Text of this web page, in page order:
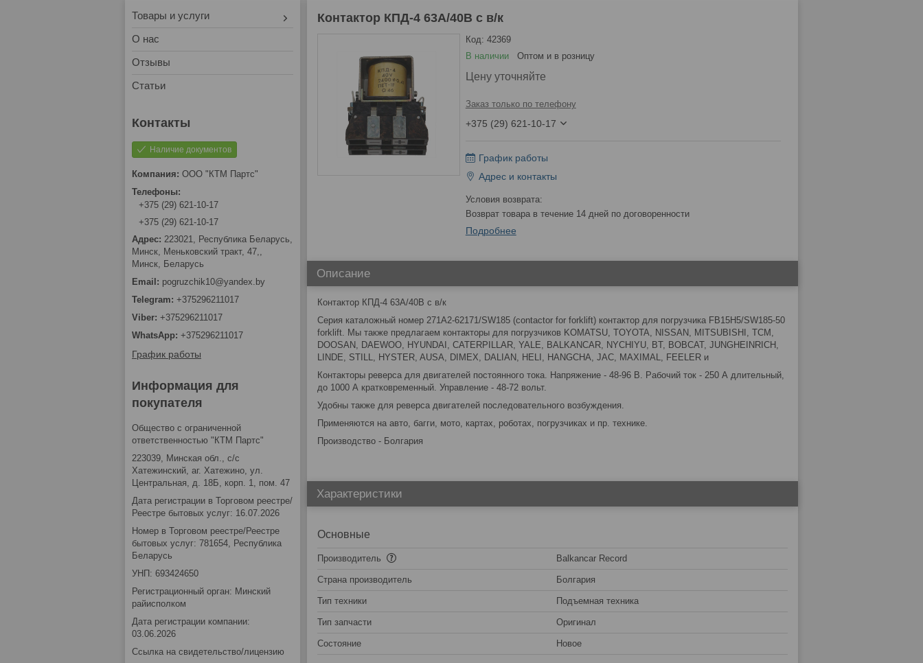
Контактор КПД-4 63А/40В с в/к
В наличии Оптом и в розницу
Код: 42369
Цену уточняйте
Заказ только по телефону
+375 (29) 621-10-17
График работы
Адрес и контакты
возврат товара в течение 14 дней по договоренности
Подробнее
Описание
Контактор КПД-4 63А/40В с в/к
Серия каталожный номер 271A2-62171/SW185 (contactor for forklift) контактор для погрузчика FB15H5/SW185-50
forklift. Мы также предлагаем контакторы для погрузчиков KOMATSU, TOYOTA, NISSAN, MITSUBISHI, TCM,
DOOSAN, DAEWOO, HYUNDAI, CATERPILLAR, YALE, BALKANCAR, NYCHIYU, BT, BOBCAT, JUNGHEINRICH,
LINDE, STILL, HYSTER, AUSA, DIMEX, DALIAN, HELI, HANGCHA, JAC, MAXIMAL, FEELER и
Контакторы реверса для двигателей постоянного тока. Напряжение - 48-96 В. Рабочий ток - 250 А длительный,
до 1000 А кратковременный. Управление - 48-72 вольт.
Удобны также для реверса двигателей последовательного возбуждения.
Применяются на авто, багги, мото, картах, роботах, погрузчиках и пр. технике.
Производство - Болгария
Характеристики
Основные
Производитель Balkancar Record
Страна производитель Болгария
Тип техники Подъемная техника
Тип запчасти Оригинал
Состояние Новое
Товары и услуги
О нас
Отзывы
Статьи
Наличие документов
ООО "КТМ Партс"
+375 (29) 621-10-17
+375 (29) 621-10-17
223021, Республика Беларусь,
Минск, Меньковский тракт, 47,,
Минск, Беларусь
pogruzchik10@yandex.by
+375296211017
+375296211017
+375296211017
График работы
Информация для
покупателя
Общество с ограниченной
ответственностью "КТМ Партс"
223039, Минская обл., с/с
Хатежинский, аг. Хатежино, ул.
Центральная, д. 18Б, корп. 1, пом. 47
Дата регистрации в Торговом реестре/
Реестре бытовых услуг: 16.07.2026
Номер в Торговом реестре/Реестре
бытовых услуг: 781654, Республика
Беларусь
УНП: 693424650
Регистрационный орган: Минский
райисполком
Дата регистрации компании:
03.06.2026
Ссылка на свидетельство/лицензию